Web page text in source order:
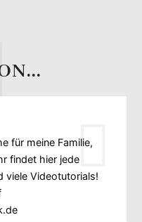
für meine Familie,
findet hier jede
viele Videotutorials!